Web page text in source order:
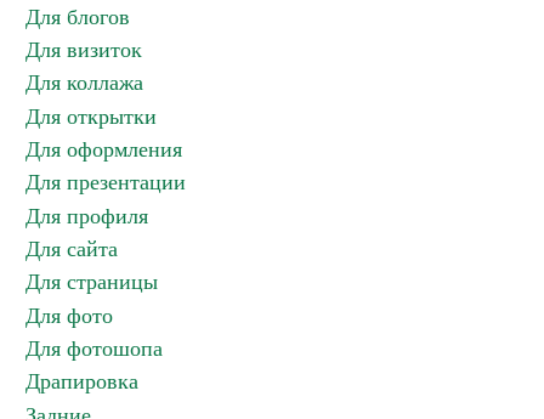
Для блогов
Для визиток
Для коллажа
Для открытки
Для оформления
Для презентации
Для профиля
Для сайта
Для страницы
Для фото
Для фотошопа
Драпировка